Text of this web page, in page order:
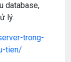
database,
lý.
trong-
tien/